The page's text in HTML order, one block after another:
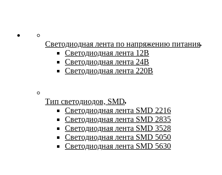
Светодиодная лента по напряжению питания
Светодиодная лента 12В
Светодиодная лента 24В
Светодиодная лента 220В
Тип светодиодов, SMD
Cветодиодная лента SMD 2216
Светодиодная лента SMD 2835
Светодиодная лента SMD 3528
Светодиодная лента SMD 5050
Светодиодная лента SMD 5630